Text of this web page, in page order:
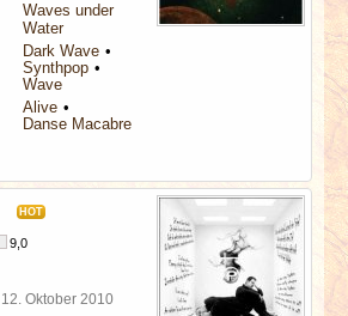
Waves under
Water
Dark Wave
Synthpop
Wave
Alive
Danse Macabre
HOT
9,0
12. Oktober 2010